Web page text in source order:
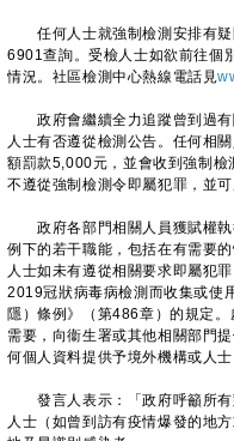
任何人士就強制檢測安排有疑
6901查詢。受檢人士如欲前往個
情況。社區檢測中心熱線電話見
政府會繼續全力追蹤曾到過有
人士有否遵從檢測公告。任何相
額罰款5,000元，並會收到強制檢
不遵從強制檢測令即屬犯罪，並
政府各部門相關人員獲賦權執
例下的若干職能，包括在有需要
人士如未有遵從相關要求即屬犯
2019冠狀病毒病檢測而收集或使
隱）條例》（第486章）的規定
需要，向衞生署或其他相關部門
何個人資料提供予境外機構或人士
發言人表示：「政府呼籲所有
人士（如曾到訪有疫情爆發的地